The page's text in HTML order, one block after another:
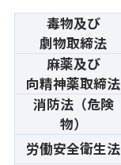
毒物及び
劇物取締法
麻薬及び
向精神薬取締法
消防法（危険
物）
労働安全衛生法